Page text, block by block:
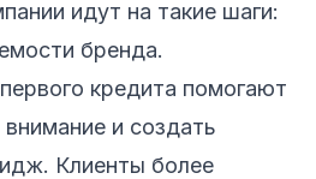
идут на такие шаги:
бренда.
кредита помогают
и создать
Клиенты более